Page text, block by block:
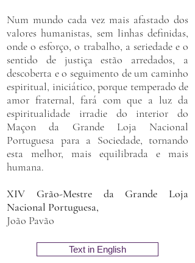
​Num mundo cada vez mais afastado dos
valores humanistas, sem linhas definidas,
onde o esforço, o trabalho, a seriedade e o
sentido de justiça estão arredados, a
descoberta e o seguimento de um caminho
espiritual, iniciático, porque temperado de
amor fraternal, fará com que a luz da
espiritualidade irradie do interior do
Maçon da Grande Loja Nacional
Portuguesa para a Sociedade, tornando
esta melhor, mais equilibrada e mais
humana.
XIV Grão-Mestre da Grande Loja
Nacional Portuguesa,
João Pavão
Text in English